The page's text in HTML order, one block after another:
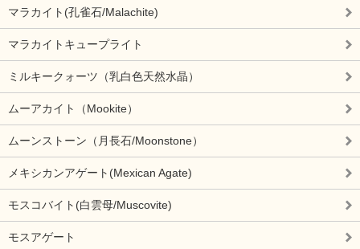
マラカイト(孔雀石/Malachite)
マラカイトキュープライト
ミルキークォーツ（乳白色天然水晶）
ムーアカイト（Mookite）
ムーンストーン（月長石/Moonstone）
メキシカンアゲート(Mexican Agate)
モスコバイト(白雲母/Muscovite)
モスアゲート